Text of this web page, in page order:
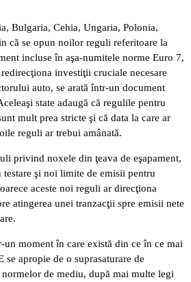
Bulgaria, Cehia, Ungaria, Polonia,
că se opun noilor reguli referitoare la
incluse în aşa-numitele norme Euro 7,
redirecţiona investiţii cruciale necesare
auto, se arată într-un document
state adaugă că regulile pentru
mult prea stricte şi că data la care ar
reguli ar trebui amânată.
privind noxele din ţeava de eşapament,
şi noi limite de emisii pentru
aceste noi reguli ar direcţiona
atingerea unei tranzacţii spre emisii nete
moment în care există din ce în ce mai
se apropie de o suprasaturare de
de mediu, după mai multe legi